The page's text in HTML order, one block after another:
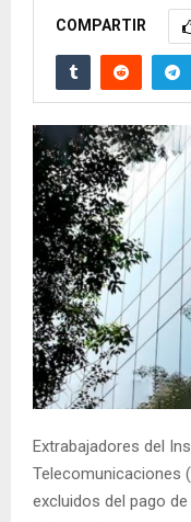
COMPARTIR
Extrabajadores del
Telecomunicaciones
excluidos del pago